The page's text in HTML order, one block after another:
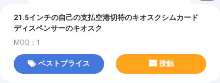
21.5インチの自己の支払空港切符のキオスクシムカード
ディスペンサーのキオスク
MOQ：1
ベストプライス 接触